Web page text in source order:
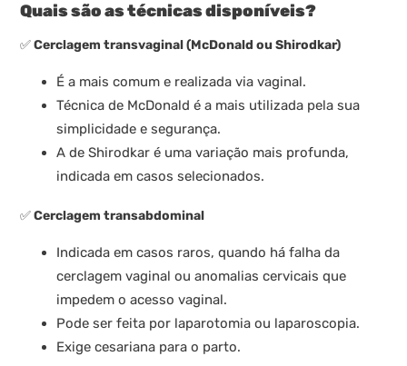
Quais são as técnicas disponíveis?
✅Cerclagem transvaginal (McDonald ou Shirodkar)
É a mais comum e realizada via vaginal.
Técnica de McDonald é a mais utilizada pela sua
simplicidade e segurança.
A de Shirodkar é uma variação mais profunda,
indicada em casos selecionados.
✅Cerclagem transabdominal
Indicada em casos raros, quando há falha da
cerclagem vaginal ou anomalias cervicais que
impedem o acesso vaginal.
Pode ser feita por laparotomia ou laparoscopia.
Exige cesariana para o parto.